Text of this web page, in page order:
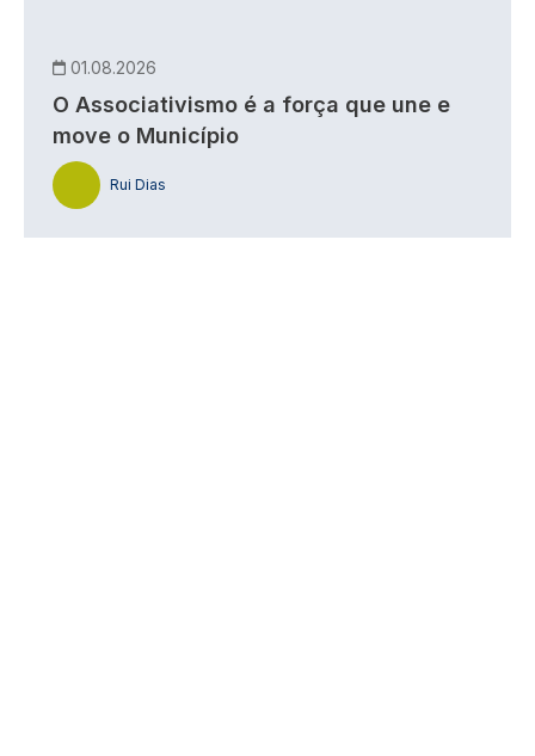
01.08.2026
O Associativismo é a força que une e
move o Município
Rui Dias